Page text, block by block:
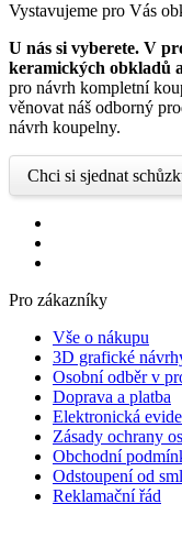
Vystavujeme pro Vás
U nás si vyberete. V
keramických obkladů
pro návrh kompletní
věnovat náš odborný
návrh koupelny.
Chci si sjednat
Pro zákazníky
Vše o nákupu
3D grafické
Osobní odběr v
Doprava a platba
Elektronická
Zásady ochrany
Obchodní
Odstoupení od
Reklamační řád